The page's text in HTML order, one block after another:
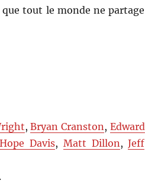
tout le monde ne partage
,Bryan Cranston , Edward
Hope Davis, Matt Dillon ,Jeff